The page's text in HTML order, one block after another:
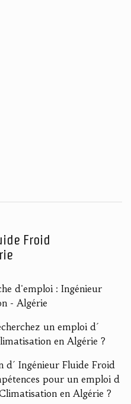
Froid
d'emploi : Ingénieur
- Algérie
un emploi d´
en Algérie ?
d´ Ingénieur Fluide Froid
pour un emploi d
en Algérie ?